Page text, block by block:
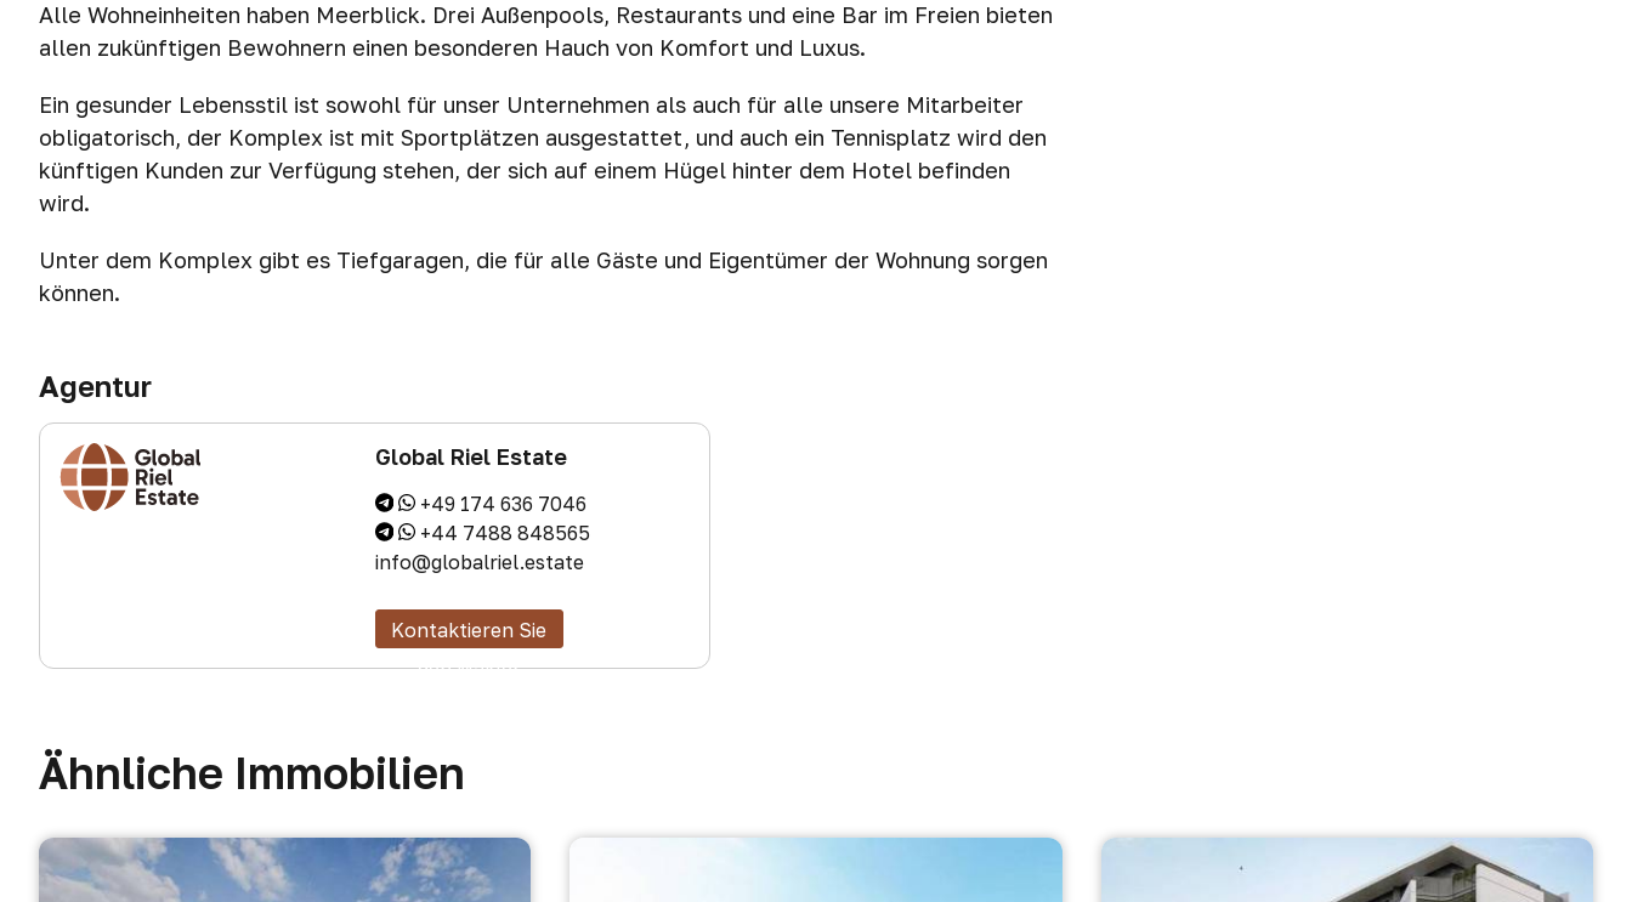
Alle Wohneinheiten haben Meerblick. Drei Außenpools, Restaurants und eine Bar im Freien bieten
allen zukünftigen Bewohnern einen besonderen Hauch von Komfort und Luxus.
Ein gesunder Lebensstil ist sowohl für unser Unternehmen als auch für alle unsere Mitarbeiter
obligatorisch, der Komplex ist mit Sportplätzen ausgestattet, und auch ein Tennisplatz wird den
künftigen Kunden zur Verfügung stehen, der sich auf einem Hügel hinter dem Hotel befinden
wird.
Unter dem Komplex gibt es Tiefgaragen, die für alle Gäste und Eigentümer der Wohnung sorgen
können.
Agentur
Global Riel Estate
+49 174 636 7046
+44 7488 848565
info@globalriel.estate
Kontaktieren Sie
den Makler
Ähnliche Immobilien